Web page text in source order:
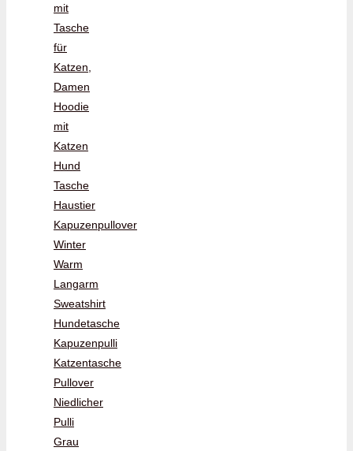
mit
Tasche
für
Katzen,
Damen
Hoodie
mit
Katzen
Hund
Tasche
Haustier
Kapuzenpullover
Winter
Warm
Langarm
Sweatshirt
Hundetasche
Kapuzenpulli
Katzentasche
Pullover
Niedlicher
Pulli
Grau